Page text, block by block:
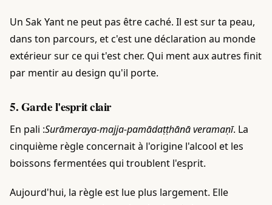
Un Sak Yant ne peut pas être caché. Il est sur ta peau,
dans ton parcours, et c'est une déclaration au monde
extérieur sur ce qui t'est cher. Qui ment aux autres finit
par mentir au design qu'il porte.
5. Garde l'esprit clair
En pali :Surāmeraya-majja-pamādaṭṭhānā veramaṇī. La
cinquième règle concernait à l'origine l'alcool et les
boissons fermentées qui troublent l'esprit.
Aujourd'hui, la règle est lue plus largement. Elle